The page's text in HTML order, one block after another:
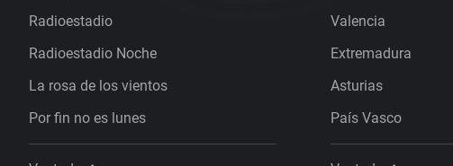
Radioestadio
Radioestadio Noche
La rosa de los vientos
Por fin no es lunes
Valencia
Extremadura
Asturias
País Vasco